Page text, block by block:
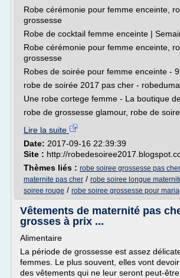
Robe cérémonie pour femme enceinte,
grossesse
Robe de cocktail femme enceinte |
Robe cérémonie pour femme enceinte,
grossesse
Robes de soirée pour femme enceinte -
robe de soirée 2017 pas cher -
Une robe cortege femme - La boutique
robe de grossesse glamour, robe de
Lire la suite
Date: 2017-09-16 22:39:39
Site : http://
Thèmes liés : robe soiree grossesse pas cher
maternite pas cher / robe soiree longue
soiree rouge / robe soiree grossesse pour
Vêtements de maternité pas
grosses à prix ...
Alimentaire
La période de grossesse est assez
femmes. Le plus souvent, elles vont
des vêtements qui ne leur seront peut-